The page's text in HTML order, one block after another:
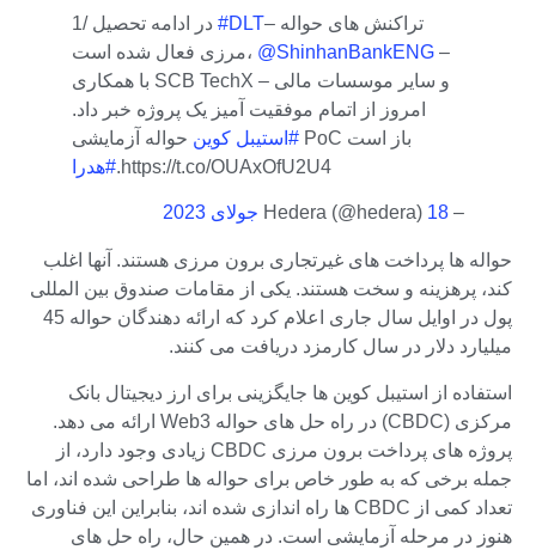
#DLT– تراکنش های حواله
مرزی فعال شده است، @ShinhanBankENG –
با همکاری SCB TechX و سایر موسسات مالی –
امروز از اتمام موفقیت آمیز یک پروژه خبر داد.
#استیبل کوین
حواله آزمایشی PoC باز است
#هدرا.https://t.co/OUAxOfU2U4
– Hedera (@hedera) 18 جولای 2023
حواله ها پرداخت های غیرتجاری برون مرزی هستند. آنها اغلب
کند، پرهزینه و سخت هستند. یکی از مقامات صندوق بین المللی
پول در اوایل سال جاری اعلام کرد که ارائه دهندگان حواله 45
میلیارد دلار در سال کارمزد دریافت می کنند.
استفاده از استیبل کوین ها جایگزینی برای ارز دیجیتال بانک
مرکزی (CBDC) در راه حل های حواله Web3 ارائه می دهد.
پروژه های پرداخت برون مرزی CBDC زیادی وجود دارد، از
جمله برخی که به طور خاص برای حواله ها طراحی شده اند، اما
تعداد کمی از CBDC ها راه اندازی شده اند، بنابراین این فناوری
هنوز در مرحله آزمایشی است. در همین حال، راه حل های